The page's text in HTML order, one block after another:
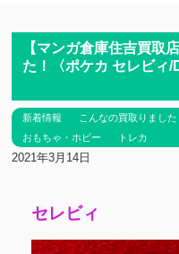
【マンガ倉庫住吉買取
た！〈ポケカ セレビィ
新着情報 こんなの買取りました
おもちゃ・ホビー
トレカ
2021年3月14日
セレビィ